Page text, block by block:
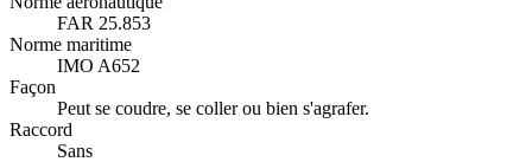
FAR 25.853
Norme maritime
IMO A652
Façon
Peut se coudre, se coller ou bien s'agrafer.
Raccord
Sans